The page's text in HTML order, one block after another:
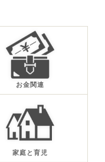
お金関連
家庭と育児